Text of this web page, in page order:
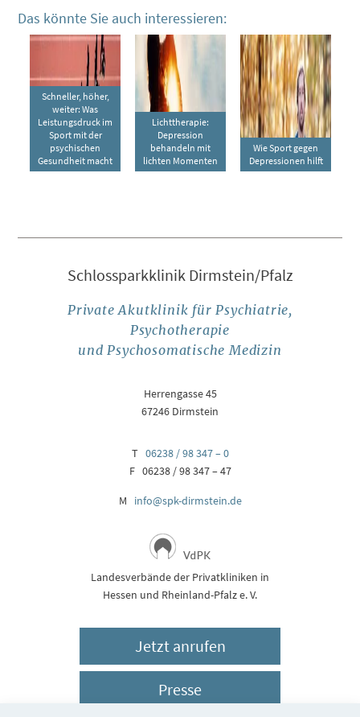
Das könnte Sie auch interessieren:
Schneller, höher,
weiter: Was
Leistungsdruck im
Sport mit der
psychischen
Gesundheit macht
Lichttherapie:
Depression
behandeln mit
lichten Momenten
Wie Sport gegen
Depressionen hilft
Schlossparkklinik Dirmstein/Pfalz
Private Akutklinik für Psychiatrie,
Psychotherapie
und Psychosomatische Medizin
Herrengasse 45
67246 Dirmstein
T 06238 / 98 347 – 0
F 06238 / 98 347 – 47
M info@spk-dirmstein.de
Landesverbände der Privatkliniken in
Hessen und Rheinland-Pfalz e. V.
Jetzt anrufen
Presse